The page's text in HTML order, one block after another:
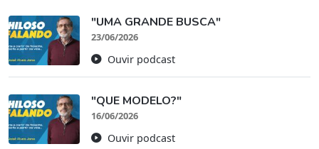
"UMA GRANDE BUSCA"
23/06/2026
Ouvir podcast
"QUE MODELO?"
16/06/2026
Ouvir podcast